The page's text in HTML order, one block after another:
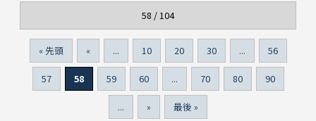
58 / 104
« 先頭 « ... 10 20 30 ... 56
57 58 59 60 ... 70 80 90
... » 最後 »